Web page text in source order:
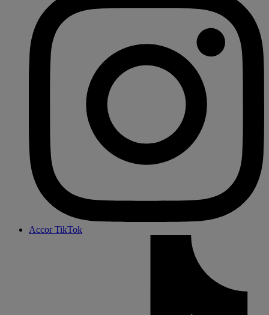
Accor TikTok